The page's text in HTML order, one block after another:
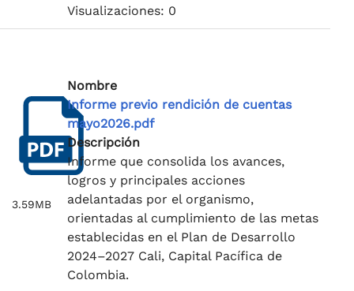
Visualizaciones: 0
3.59MB
Nombre
Informe previo rendición de cuentas
mayo2026.pdf
Descripción
Informe que consolida los avances,
logros y principales acciones
adelantadas por el organismo,
orientadas al cumplimiento de las metas
establecidas en el Plan de Desarrollo
2024–2027 Cali, Capital Pacífica de
Colombia.